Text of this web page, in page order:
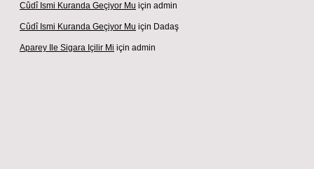
Cûdî Ismi Kuranda Geçiyor Mu için admin
Cûdî Ismi Kuranda Geçiyor Mu için Dadaş
Aparey Ile Sigara Içilir Mi için admin